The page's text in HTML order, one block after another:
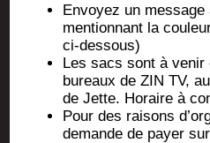
Envoyez un
men­tion­nant la
ci-dessous)
Les sacs sont à venir
bureaux de ZIN TV,
de Jette. Horaire à
Pour des rai­sons
demande de payer